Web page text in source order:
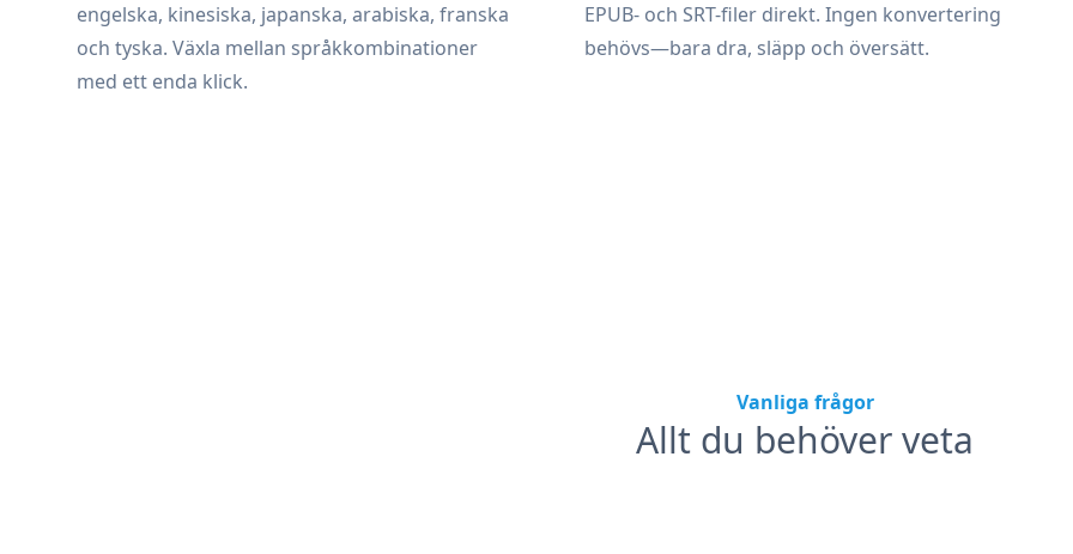
engelska, kinesiska, japanska, arabiska, franska
och tyska. Växla mellan språkkombinationer
med ett enda klick.
EPUB- och SRT-filer direkt. Ingen konvertering
behövs—bara dra, släpp och översätt.
Vanliga frågor
Allt du behöver veta